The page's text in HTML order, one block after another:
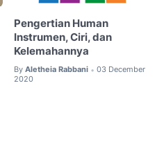
Pengertian Human
Instrumen, Ciri, dan
Kelemahannya
By Aletheia Rabbani • 03 December
2020